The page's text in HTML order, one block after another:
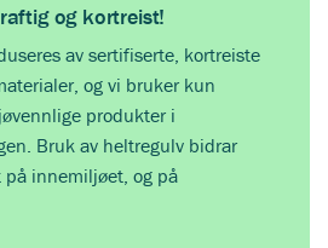
og kortreist!
av sertifiserte, kortreiste
og vi bruker kun
produkter i
Bruk av heltregulv bidrar
innemiljøet, og på